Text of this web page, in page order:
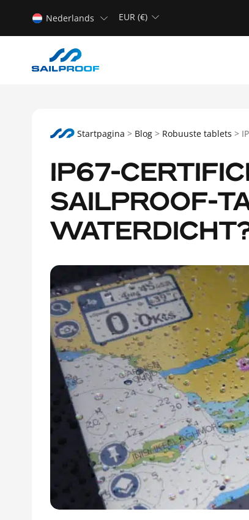
Nederlands EUR (€)
Startpagina > Blog > Robuuste tablets >
IP67-
SAILPROOF-